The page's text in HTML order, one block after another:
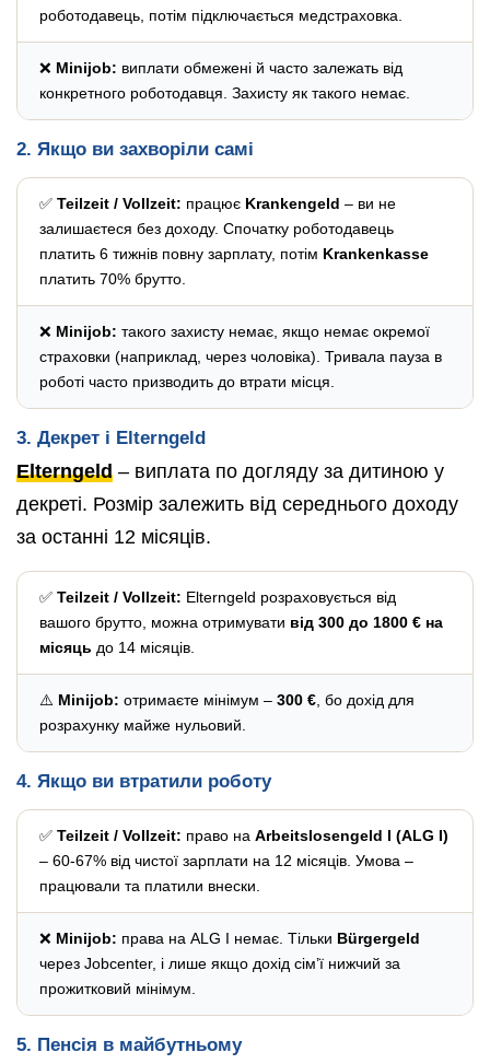
роботодавець, потім підключається медстраховка.
❌ Minijob: виплати обмежені й часто залежать від
конкретного роботодавця. Захисту як такого немає.
2. Якщо ви захворіли самі
✅ Teilzeit / Vollzeit: працює Krankengeld – ви не
залишаєтеся без доходу. Спочатку роботодавець
платить 6 тижнів повну зарплату, потім Krankenkasse
платить 70% брутто.
❌ Minijob: такого захисту немає, якщо немає окремої
страховки (наприклад, через чоловіка). Тривала пауза в
роботі часто призводить до втрати місця.
3. Декрет і Elterngeld
Elterngeld – виплата по догляду за дитиною у
декреті. Розмір залежить від середнього доходу
за останні 12 місяців.
✅ Teilzeit / Vollzeit: Elterngeld розраховується від
вашого брутто, можна отримувати від 300 до 1800 € на
місяць до 14 місяців.
⚠️ Minijob: отримаєте мінімум – 300 € , бо дохід для
розрахунку майже нульовий.
4. Якщо ви втратили роботу
✅ Teilzeit / Vollzeit: право на Arbeitslosengeld I (ALG I)
– 60-67% від чистої зарплати на 12 місяців. Умова –
працювали та платили внески.
❌ Minijob: права на ALG I немає. Тільки Bürgergeld
через Jobcenter, і лише якщо дохід сім’ї нижчий за
прожитковий мінімум.
5. Пенсія в майбутньому